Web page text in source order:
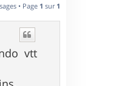
• Page 1 sur 1
vtt